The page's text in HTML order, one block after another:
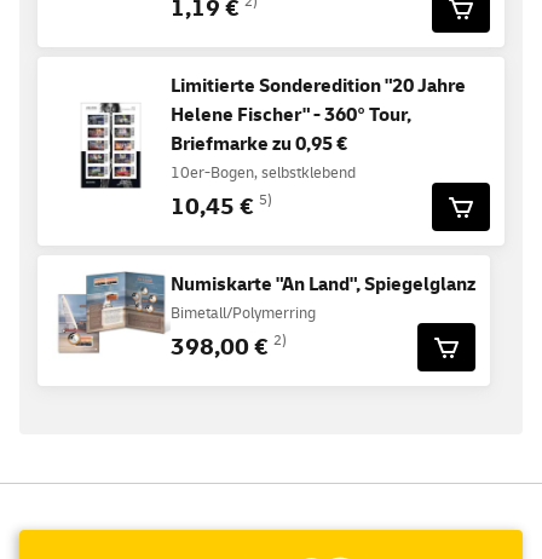
1,19 €
Limitierte Sonderedition "20 Jahre
Helene Fischer" - 360° Tour,
Briefmarke zu 0,95 €
10er-Bogen, selbstklebend
10,45 € 5)
Numiskarte "An Land", Spiegelglanz
Bimetall/Polymerring
398,00 € 2)